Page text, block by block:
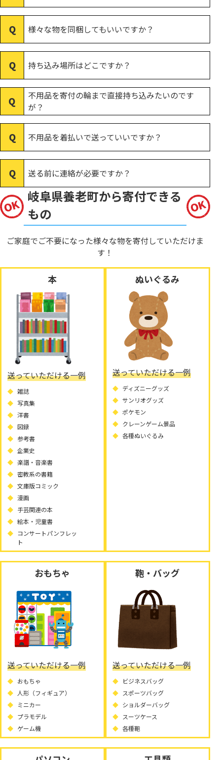
様々な物を同梱してもいいですか？
持ち込み場所はどこですか？
不用品を寄付の輪まで直接持ち込みたいのです
が？
不用品を着払いで送っていいですか？
送る前に連絡が必要ですか？
岐阜県養老町から寄付できる
もの
ご家庭でご不要になった様々な物を寄付していただけま
す！
本
送っていただける一例
雑誌
写真集
洋書
図録
参考書
企業史
楽譜・音楽書
密教系の書籍
文庫版コミック
漫画
手芸関連の本
絵本・児童書
コンサートパンフレッ
ト
ぬいぐるみ
送っていただける一例
ディズニーグッズ
サンリオグッズ
ポケモン
クレーンゲーム景品
各種ぬいぐるみ
おもちゃ
送っていただける一例
おもちゃ
人形（フィギュア）
ミニカー
プラモデル
ゲーム機
鞄・バッグ
送っていただける一例
ビジネスバッグ
スポーツバッグ
ショルダーバッグ
スーツケース
各種鞄